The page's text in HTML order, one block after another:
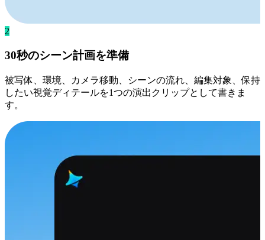
2
30秒のシーン計画を準備
被写体、環境、カメラ移動、シーンの流れ、編集対象、保持
したい視覚ディテールを1つの演出クリップとして書きま
す。